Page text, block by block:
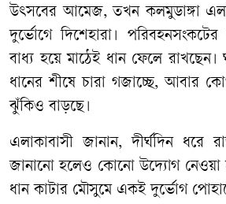
উৎসবের আমেজ, তখন কলমুডাঙ্গা
দুর্ভোগে দিশেহারা।
বাধ্য হয়ে মাঠেই ধান ফেলে
ধানের শীষে চারা গজাচ্ছে, আবার
ঝুঁকিও বাড়ছে।
এলাকাবাসী জানান, দীর্ঘদিন ধরে
জানানো হলেও কোনো উদ্যোগ নেওয়া
ধান কাটার মৌসুমে একই দুর্ভোগ